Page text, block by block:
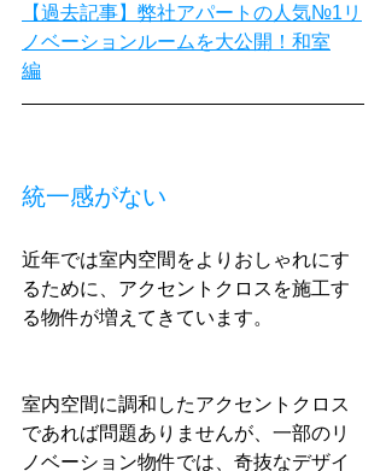
【過去記事】弊社アパートの人気№1リ
ノベーションルームを大公開！和室
編
統一感がない
近年では室内空間をよりおしゃれにす
るために、アクセントクロスを施工す
る物件が増えてきています。
室内空間に調和したアクセントクロス
であれば問題ありませんが、一部のリ
ノベーション物件では、奇抜なデザイ